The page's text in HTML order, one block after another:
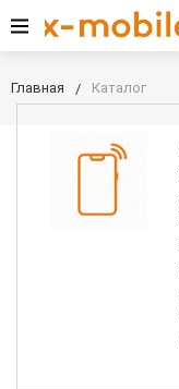
Главная Каталог